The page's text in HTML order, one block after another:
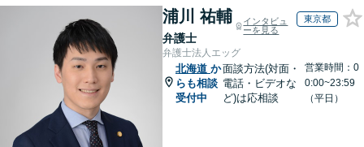
浦川 祐輔
弁護士
インタビュ
ーを見る
東京都
弁護士法人エッグ
北海道 か
らも相談
受付中
面談方法(対面・
電話・ビデオな
ど)は応相談
営業時間：0
0:00~23:59
（平日）